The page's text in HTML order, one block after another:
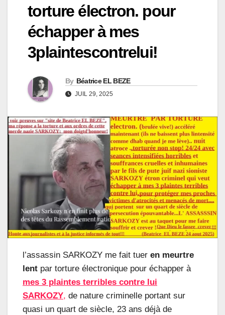
torture électron. pour
échapper à mes
3plaintescontrelui!
By Béatrice EL BEZE
JUIL 29, 2025
l’assassin SARKOZY me fait tuer en meurtre
lent par torture électronique pour échapper à
mes 3 plaintes terribles contre lui
SARKOZY, de nature criminelle portant sur
quasi un quart de siècle, 23 ans déjà de